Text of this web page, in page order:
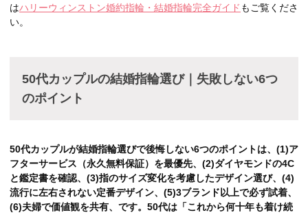
はハリーウィンストン婚約指輪・結婚指輪完全ガイド もご覧くださ
い。
50代カップルの結婚指輪選び｜失敗しない6つ
のポイント
50代カップルが結婚指輪選びで後悔しない6つのポイントは、(1)ア
フターサービス（永久無料保証）を最優先、(2)ダイヤモンドの4C
と鑑定書を確認、(3)指のサイズ変化を考慮したデザイン選び、(4)
流行に左右されない定番デザイン、(5)3ブランド以上で必ず試着、
(6)夫婦で価値観を共有、です。50代は「これから何十年も着け続